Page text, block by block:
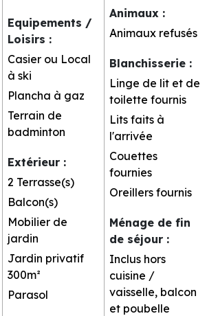
Equipements /
Loisirs :
Casier ou Local
à ski
Plancha à gaz
Terrain de
badminton
Extérieur :
2 Terrasse(s)
Balcon(s)
Mobilier de
jardin
Jardin privatif
300m²
Parasol
Animaux :
Animaux refusés
Blanchisserie :
Linge de lit et de
toilette fournis
Lits faits à
l'arrivée
Couettes
fournies
Oreillers fournis
Ménage de fin
de séjour :
Inclus hors
cuisine /
vaisselle, balcon
et poubelle